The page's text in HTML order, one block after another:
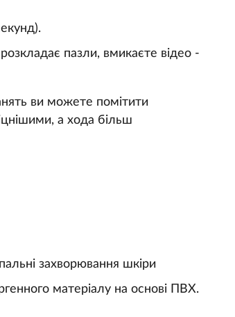
пазли, вмикаєте відео -
ви можете помітити
а хода більш
захворювання шкіри
матеріалу на основі ПВХ.